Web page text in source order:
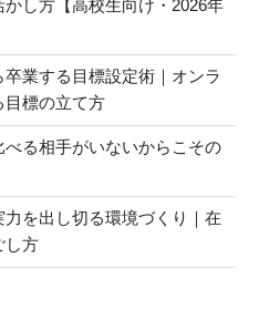
し方【高校生向け・2026年
卒業する目標設定術｜オンラ
目標の立て方
る相手がいないからこその
を出し切る環境づくり｜在
し方